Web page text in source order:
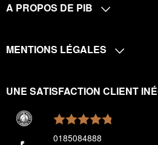
A PROPOS DE PIB
MENTIONS LÉGALES
UNE SATISFACTION CLIENT
0185084888